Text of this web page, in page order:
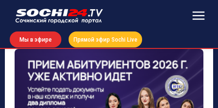
Мы в эфире Прямой эфир Sochi Live